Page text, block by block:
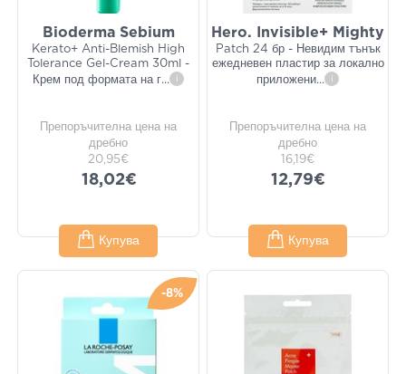
Bioderma Sebium
Kerato+ Anti-Blemish High
Tolerance Gel-Cream 30ml -
Крем под формата на г... i
Препоръчителна цена на
дребно
20,95€
18,02€
Купува
Hero. Invisible+ Mighty
Patch 24 бр - Невидим тънък
ежедневен пластир за локално
приложени... i
Препоръчителна цена на
дребно
16,19€
12,79€
Купува
-8%